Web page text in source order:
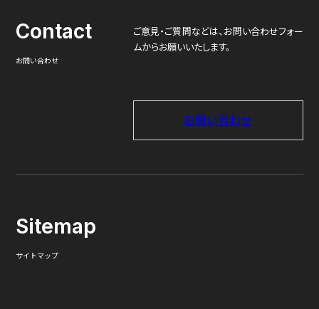
Contact
お問い合わせ
ご意見・ご質問などは、 お問い合わせフォー
ムからお願いいたします。
お問い合わせ
Sitemap
サイトマップ